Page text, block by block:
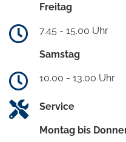
Freitag
7.45 - 15.00 Uhr
Samstag
10.00 - 13.00 Uhr
Service
Montag bis